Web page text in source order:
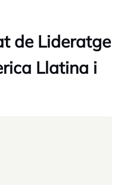
de Lideratge
Llatina i